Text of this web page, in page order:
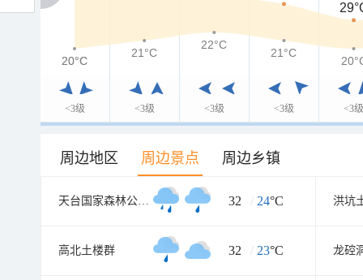
<3级 <3级 <3级 <3级 <3级
20°C
20°C
21°C
22°C
21°C
周边地区 周边景点 周边乡镇
天台国家森林公园水上茶乡九鹏溪 32 / 24°C 洪坑
高北土楼群 32 / 23°C 龙硿